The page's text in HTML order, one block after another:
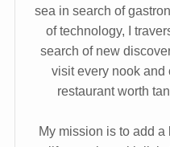
sea in search of
of technology, I
search of new
visit every nook and
restaurant worth
My mission is to add